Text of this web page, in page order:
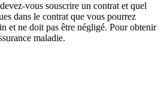
vous souscrire un contrat et quel
dans le contrat que vous pourrez
et ne doit pas être négligé. Pour obtenir
maladie.